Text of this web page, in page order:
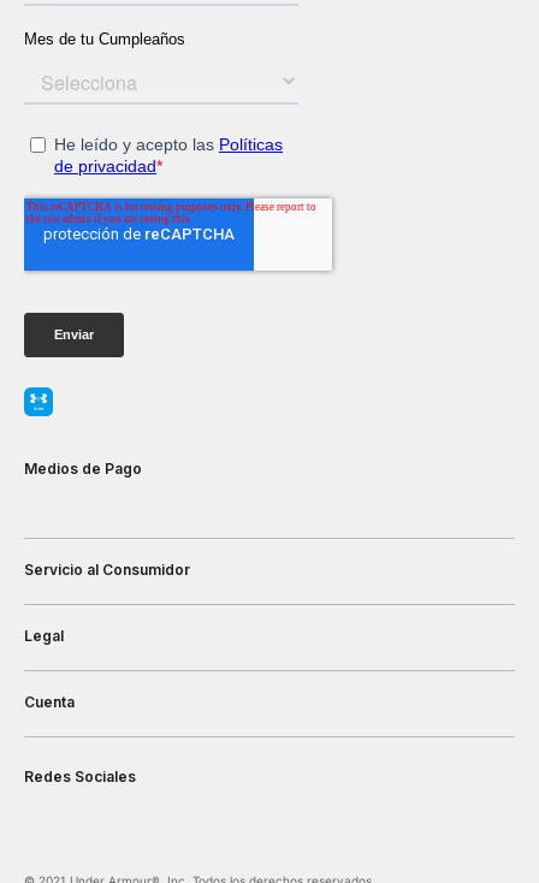
Medios de Pago
Servicio al Consumidor
Legal
Cuenta
Redes Sociales